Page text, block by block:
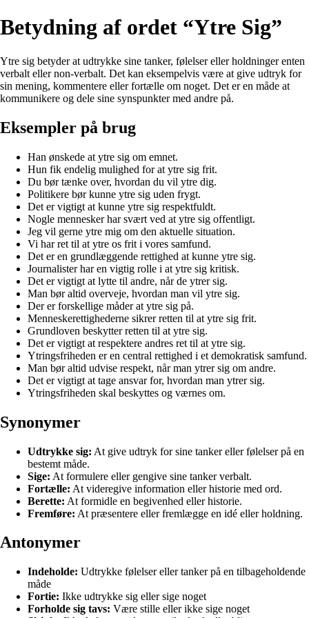
Betydning af ordet “Ytre Sig”
Ytre sig betyder at udtrykke sine tanker, følelser eller holdninger enten
verbalt eller non-verbalt. Det kan eksempelvis være at give udtryk for
sin mening, kommentere eller fortælle om noget. Det er en måde at
kommunikere og dele sine synspunkter med andre på.
Eksempler på brug
Han ønskede at ytre sig om emnet.
Hun fik endelig mulighed for at ytre sig frit.
Du bør tænke over, hvordan du vil ytre dig.
Politikere bør kunne ytre sig uden frygt.
Det er vigtigt at kunne ytre sig respektfuldt.
Nogle mennesker har svært ved at ytre sig offentligt.
Jeg vil gerne ytre mig om den aktuelle situation.
Vi har ret til at ytre os frit i vores samfund.
Det er en grundlæggende rettighed at kunne ytre sig.
Journalister har en vigtig rolle i at ytre sig kritisk.
Det er vigtigt at lytte til andre, når de ytrer sig.
Man bør altid overveje, hvordan man vil ytre sig.
Der er forskellige måder at ytre sig på.
Menneskerettighederne sikrer retten til at ytre sig frit.
Grundloven beskytter retten til at ytre sig.
Det er vigtigt at respektere andres ret til at ytre sig.
Ytringsfriheden er en central rettighed i et demokratisk samfund.
Man bør altid udvise respekt, når man ytrer sig om andre.
Det er vigtigt at tage ansvar for, hvordan man ytrer sig.
Ytringsfriheden skal beskyttes og værnes om.
Synonymer
Udtrykke sig: At give udtryk for sine tanker eller følelser på en
bestemt måde.
Sige: At formulere eller gengive sine tanker verbalt.
Fortælle: At videregive information eller historie med ord.
Berette: At formidle en begivenhed eller historie.
Fremføre: At præsentere eller fremlægge en idé eller holdning.
Antonymer
Indeholde: Udtrykke følelser eller tanker på en tilbageholdende
måde
Fortie: Ikke udtrykke sig eller sige noget
Forholde sig tavs: Være stille eller ikke sige noget